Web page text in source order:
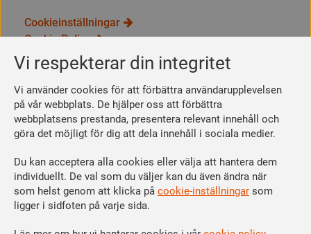
Vi respekterar din integritet
Vi använder cookies för att förbättra användarupplevelsen
på vår webbplats. De hjälper oss att förbättra
webbplatsens prestanda, presentera relevant innehåll och
göra det möjligt för dig att dela innehåll i sociala medier.
Du kan acceptera alla cookies eller välja att hantera dem
individuellt. De val som du väljer kan du även ändra när
som helst genom att klicka på cookie-inställningar som
ligger i sidfoten på varje sida.
Cookieinställningar
Cookie Policy
Integritetspolicy
Bli medlem
Så här blir du medlem
Se dina förmåner
Räkna ut din medlemsavgift
Följ oss
Facebook
Linkedin